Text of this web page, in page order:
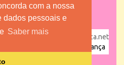
com a nossa
dados pessoais e
Saber mais
Copyright www.lojadacrianca.net
Loja da Criança